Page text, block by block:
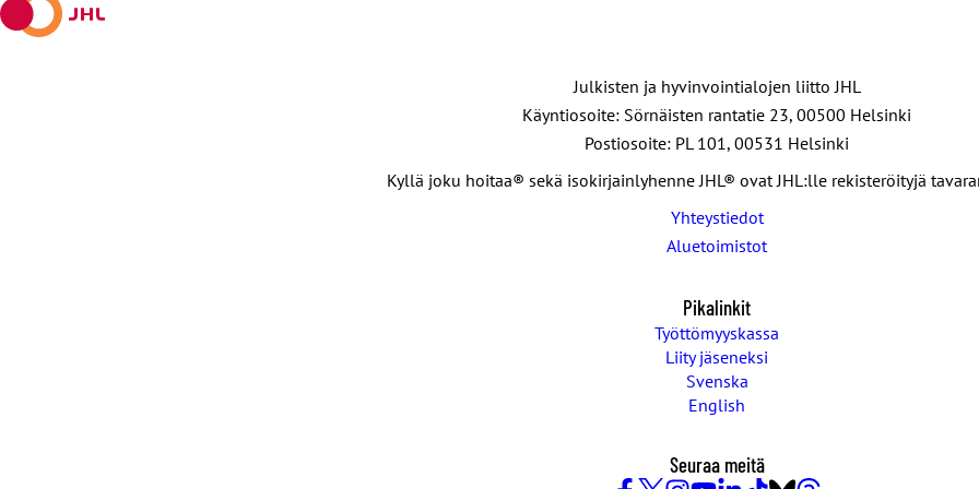
Julkisten ja hyvinvointialojen liitto JHL
Käyntiosoite: Sörnäisten rantatie 23, 00500 Helsinki
Postiosoite: PL 101, 00531 Helsinki
Kyllä joku hoitaa® sekä isokirjainlyhenne JHL® ovat JHL:lle rekisteröityjä
Yhteystiedot
Aluetoimistot
Pikalinkit
Työttömyyskassa
Liity jäseneksi
Svenska
English
Seuraa meitä